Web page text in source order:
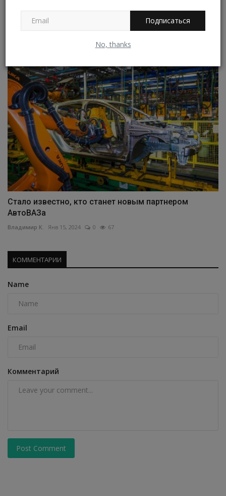
Подписаться
No, thanks
Пикап Nissan Frontier подготовили для участия в
экстремальных...
0 55
Стало известно, кто станет новым партнером
АвтоВАЗа
Владимир К. Янв 15, 2024 0 67
КОММЕНТАРИИ
Name
Email
Комментарий
Post Comment